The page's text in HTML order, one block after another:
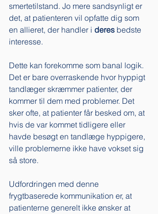
smertetilstand. Jo mere sandsynligt er
det, at patienteren vil opfatte dig som
en allieret, der handler i deres bedste
interesse.
Dette kan forekomme som banal logik.
Det er bare overraskende hvor hyppigt
tandlæger skræmmer patienter, der
kommer til dem med problemer. Det
sker ofte, at patienter får besked om, at
hvis de var kommet tidligere eller
havde besøgt en tandlæge hyppigere,
ville problemerne ikke have vokset sig
så store.
Udfordringen med denne
frygtbaserede kommunikation er, at
patienterne generelt ikke ønsker at